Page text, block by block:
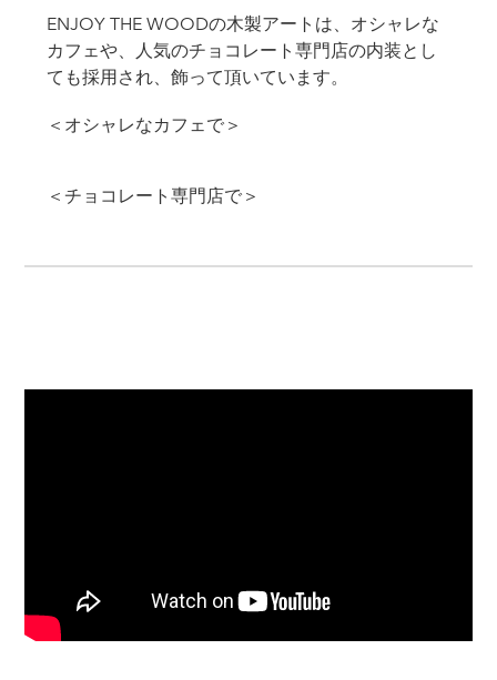
ENJOY THE WOODの木製アートは、オシャレな
カフェや、人気のチョコレート専門店の内装とし
ても採用され、飾って頂いています。
＜オシャレなカフェで＞
＜チョコレート専門店で＞